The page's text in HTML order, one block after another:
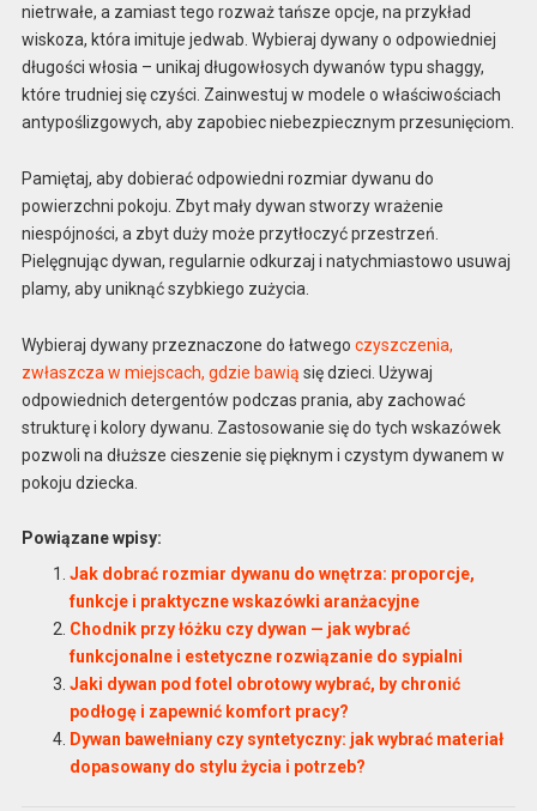
nietrwałe, a zamiast tego rozważ tańsze opcje, na przykład
wiskoza, która imituje jedwab. Wybieraj dywany o odpowiedniej
długości włosia – unikaj długowłosych dywanów typu shaggy,
które trudniej się czyści. Zainwestuj w modele o właściwościach
antypoślizgowych, aby zapobiec niebezpiecznym przesunięciom.
Pamiętaj, aby dobierać odpowiedni rozmiar dywanu do
powierzchni pokoju. Zbyt mały dywan stworzy wrażenie
niespójności, a zbyt duży może przytłoczyć przestrzeń.
Pielęgnując dywan, regularnie odkurzaj i natychmiastowo usuwaj
plamy, aby uniknąć szybkiego zużycia.
Wybieraj dywany przeznaczone do łatwego czyszczenia,
zwłaszcza w miejscach, gdzie bawią się dzieci. Używaj
odpowiednich detergentów podczas prania, aby zachować
strukturę i kolory dywanu. Zastosowanie się do tych wskazówek
pozwoli na dłuższe cieszenie się pięknym i czystym dywanem w
pokoju dziecka.
Powiązane wpisy:
Jak dobrać rozmiar dywanu do wnętrza: proporcje,
funkcje i praktyczne wskazówki aranżacyjne
Chodnik przy łóżku czy dywan — jak wybrać
funkcjonalne i estetyczne rozwiązanie do sypialni
Jaki dywan pod fotel obrotowy wybrać, by chronić
podłogę i zapewnić komfort pracy?
Dywan bawełniany czy syntetyczny: jak wybrać materiał
dopasowany do stylu życia i potrzeb?